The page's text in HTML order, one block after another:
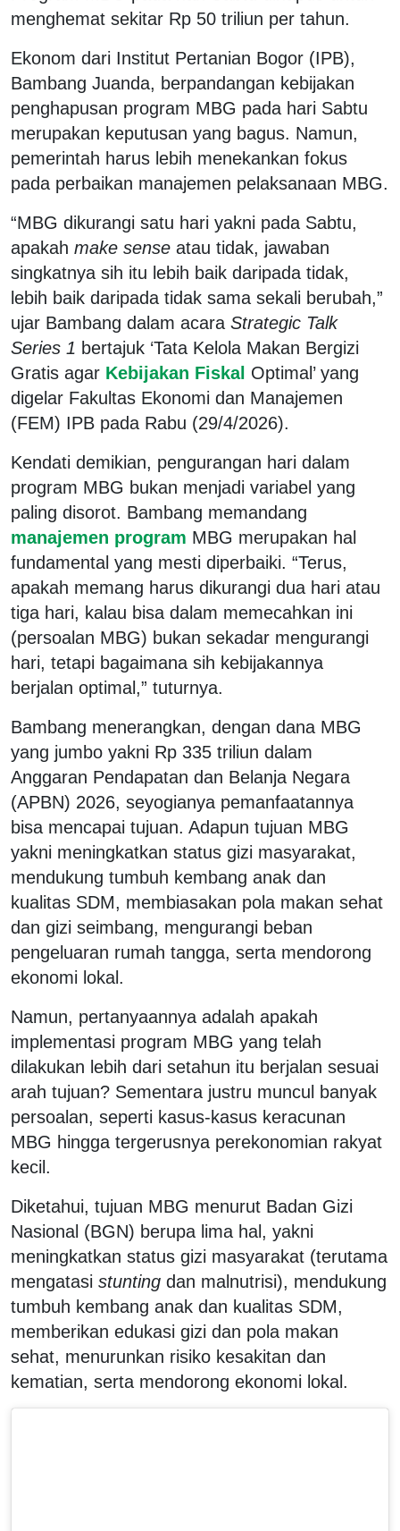
menghemat sekitar Rp 50 triliun per tahun.
Ekonom dari Institut Pertanian Bogor (IPB),
Bambang Juanda, berpandangan kebijakan
penghapusan program MBG pada hari Sabtu
merupakan keputusan yang bagus. Namun,
pemerintah harus lebih menekankan fokus
pada perbaikan manajemen pelaksanaan MBG.
“MBG dikurangi satu hari yakni pada Sabtu,
apakah make sense atau tidak, jawaban
singkatnya sih itu lebih baik daripada tidak,
lebih baik daripada tidak sama sekali berubah,”
ujar Bambang dalam acara Strategic Talk
Series 1 bertajuk ‘Tata Kelola Makan Bergizi
Gratis agar Kebijakan Fiskal Optimal’ yang
digelar Fakultas Ekonomi dan Manajemen
(FEM) IPB pada Rabu (29/4/2026).
Kendati demikian, pengurangan hari dalam
program MBG bukan menjadi variabel yang
paling disorot. Bambang memandang
manajemen program MBG merupakan hal
fundamental yang mesti diperbaiki. “Terus,
apakah memang harus dikurangi dua hari atau
tiga hari, kalau bisa dalam memecahkan ini
(persoalan MBG) bukan sekadar mengurangi
hari, tetapi bagaimana sih kebijakannya
berjalan optimal,” tuturnya.
Bambang menerangkan, dengan dana MBG
yang jumbo yakni Rp 335 triliun dalam
Anggaran Pendapatan dan Belanja Negara
(APBN) 2026, seyogianya pemanfaatannya
bisa mencapai tujuan. Adapun tujuan MBG
yakni meningkatkan status gizi masyarakat,
mendukung tumbuh kembang anak dan
kualitas SDM, membiasakan pola makan sehat
dan gizi seimbang, mengurangi beban
pengeluaran rumah tangga, serta mendorong
ekonomi lokal.
Namun, pertanyaannya adalah apakah
implementasi program MBG yang telah
dilakukan lebih dari setahun itu berjalan sesuai
arah tujuan? Sementara justru muncul banyak
persoalan, seperti kasus-kasus keracunan
MBG hingga tergerusnya perekonomian rakyat
kecil.
Diketahui, tujuan MBG menurut Badan Gizi
Nasional (BGN) berupa lima hal, yakni
meningkatkan status gizi masyarakat (terutama
mengatasi stunting dan malnutrisi), mendukung
tumbuh kembang anak dan kualitas SDM,
memberikan edukasi gizi dan pola makan
sehat, menurunkan risiko kesakitan dan
kematian, serta mendorong ekonomi lokal.